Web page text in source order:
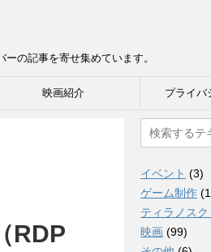
の記事を寄せ集めています。
映画紹介 プライバ
RDP
イベント (3)
ゲーム制作
ティラノスク
映画 (99)